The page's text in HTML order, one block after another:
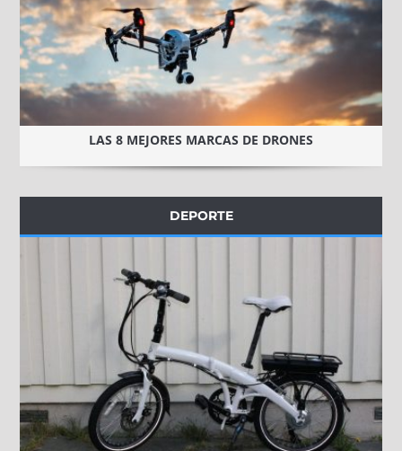
LAS 8 MEJORES MARCAS DE DRONES
DEPORTE